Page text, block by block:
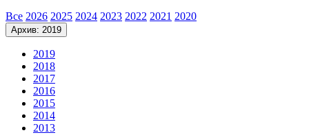
Все 2026 2025 2024 2023 2022 2021 2020
Архив: 2019
2019
2018
2017
2016
2015
2014
2013